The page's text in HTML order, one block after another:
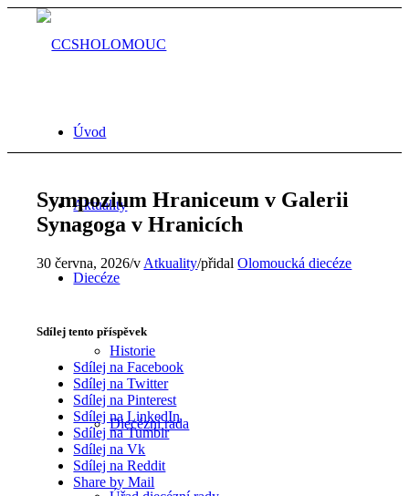
Úvod
Aktuality
Diecéze
Historie
Diecézní rada
Sympozium Hraniceum v Galerii
Synagoga v Hranicích
30 června, 2026/v Atkuality/přidalOlomoucká diecéze
Sdílej tento příspěvek
Sdílej na Facebook
Sdílej na Twitter
Sdílej na Pinterest
Sdílej na LinkedIn
Sdílej na Tumblr
Sdílej na Vk
Sdílej na Reddit
Share by Mail